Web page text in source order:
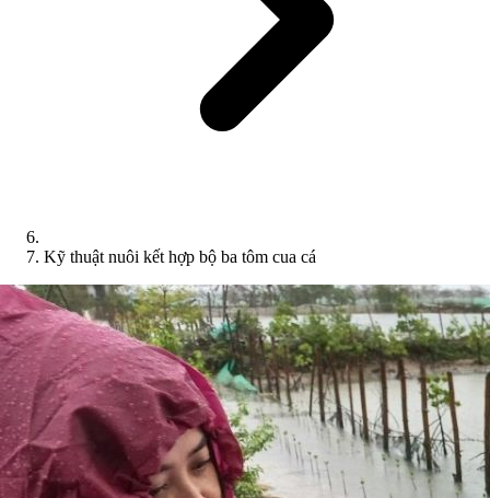
Kỹ thuật nuôi kết hợp bộ ba tôm cua cá